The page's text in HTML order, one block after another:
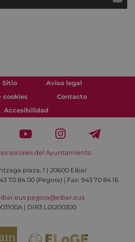
Sitio
Aviso legal
cookies
Contacto
Accesibilidad
sociales del Ayuntamiento
plaza, 1 | 20600 Eibar
70 84 00 (Pegora) | Fax: 943 70 84 16
pegora@eibar.eus
| DIR3 L01200300